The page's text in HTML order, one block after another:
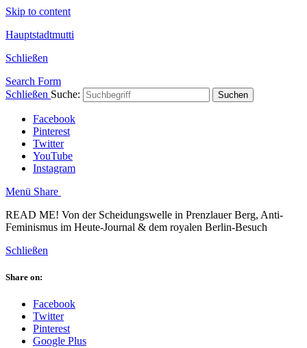
Skip to content
Hauptstadtmutti
Schließen
Search Form
Schließen Suche: Suchen
Facebook
Pinterest
Twitter
YouTube
Instagram
Menü Share
READ ME! Von der Scheidungswelle in Prenzlauer Berg, Anti-
Feminismus im Heute-Journal & dem royalen Berlin-Besuch
Schließen
Share on:
Facebook
Twitter
Pinterest
Google Plus